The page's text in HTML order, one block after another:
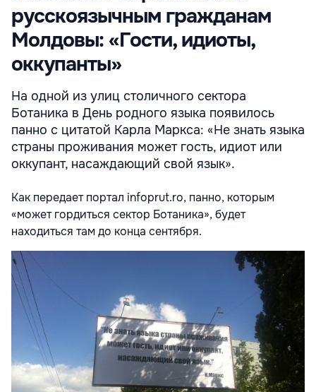
русскоязычным гражданам
Молдовы: «Гости, идиоты,
оккупанты»
На одной из улиц столичного сектора
Ботаника в День родного языка появилось
панно с цитатой Карла Маркса: «Не знать языка
страны проживания может гость, идиот или
оккупант, насаждающий свой язык».
Как передает портал infoprut.ro, панно, которым
«может гордиться сектор Ботаника», будет
находиться там до конца сентября.